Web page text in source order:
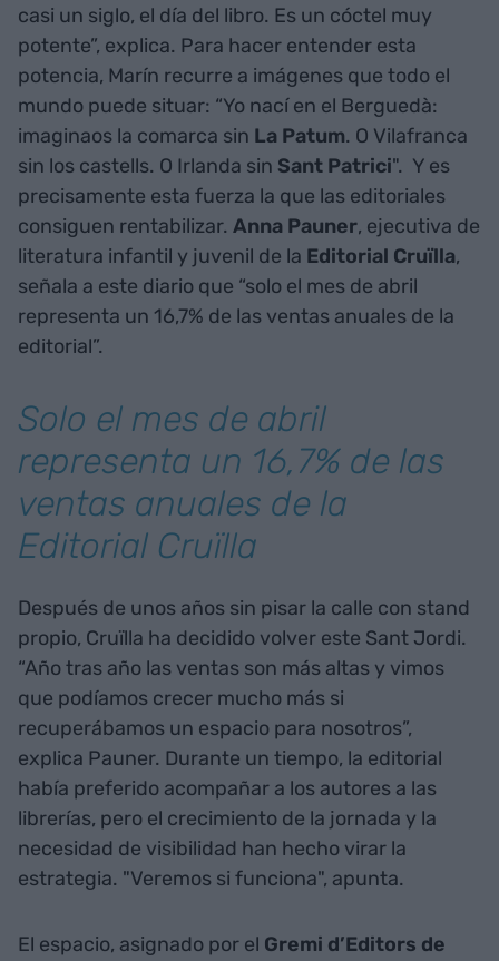
casi un siglo, el día del libro. Es un cóctel muy
potente”, explica. Para hacer entender esta
potencia, Marín recurre a imágenes que todo el
mundo puede situar: “Yo nací en el Berguedà:
imaginaos la comarca sin La Patum. O Vilafranca
sin los castells. O Irlanda sin Sant Patrici". Y es
precisamente esta fuerza la que las editoriales
consiguen rentabilizar. Anna Pauner, ejecutiva de
literatura infantil y juvenil de la Editorial Cruïlla,
señala a este diario que “solo el mes de abril
representa un 16,7% de las ventas anuales de la
editorial”.
Solo el mes de abril
representa un 16,7% de las
ventas anuales de la
Editorial Cruïlla
Después de unos años sin pisar la calle con stand
propio, Cruïlla ha decidido volver este Sant Jordi.
“Año tras año las ventas son más altas y vimos
que podíamos crecer mucho más si
recuperábamos un espacio para nosotros”,
explica Pauner. Durante un tiempo, la editorial
había preferido acompañar a los autores a las
librerías, pero el crecimiento de la jornada y la
necesidad de visibilidad han hecho virar la
estrategia. "Veremos si funciona", apunta.
El espacio, asignado por el Gremi d’Editors de